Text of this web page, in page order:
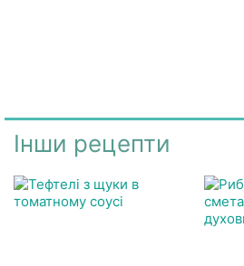
Інши рецепти